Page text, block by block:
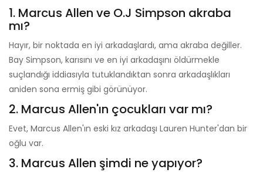
1. Marcus Allen ve O.J Simpson akraba
mı?
Hayır, bir noktada en iyi arkadaşlardı, ama akraba değiller.
Bay Simpson, karısını ve en iyi arkadaşını öldürmekle
suçlandığı iddiasıyla tutuklandıktan sonra arkadaşlıkları
aniden sona ermiş gibi görünüyor.
2. Marcus Allen'ın çocukları var mı?
Evet, Marcus Allen'ın eski kız arkadaşı Lauren Hunter'dan bir
oğlu var.
3. Marcus Allen şimdi ne yapıyor?